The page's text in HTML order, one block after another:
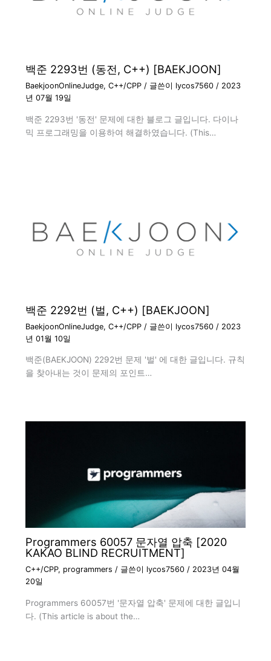
백준 2293번 (동전, C++) [BAEKJOON]
BaekjoonOnlineJudge, C++/CPP/ 글쓴이 lycos7560 / 2023
년 07월 19일
백준 2293번 '동전' 문제에 대한 블로그 글입니다. 다이나
믹 프로그래밍을 이용하여 해결하였습니다. (This…
백준 2292번 (벌, C++) [BAEKJOON]
BaekjoonOnlineJudge, C++/CPP/ 글쓴이 lycos7560 / 2023
년 01월 10일
백준(BAEKJOON) 2292번 문제 '벌' 에 대한 글입니다. 규칙
을 찾아내는 것이 문제의 포인트…
Programmers 60057 문자열 압축 [2020
KAKAO BLIND RECRUITMENT]
C++/CPP, programmers / 글쓴이 lycos7560 / 2023년 04월
20일
Programmers 60057번 '문자열 압축' 문제에 대한 글입니
다. (This article is about the…